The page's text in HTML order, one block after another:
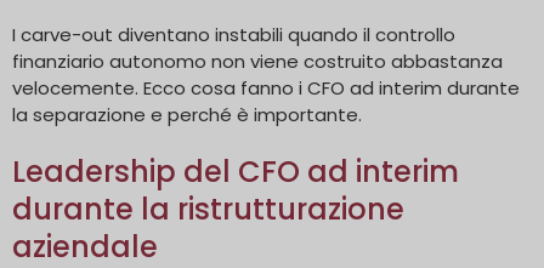
I carve-out diventano instabili quando il controllo
finanziario autonomo non viene costruito abbastanza
velocemente. Ecco cosa fanno i CFO ad interim durante
la separazione e perché è importante.
Leadership del CFO ad interim
durante la ristrutturazione
aziendale